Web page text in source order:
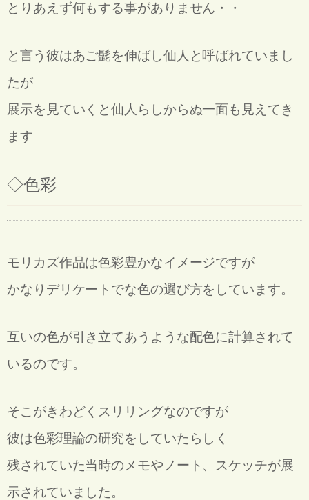
とりあえず何もする事がありません・・
と言う彼はあご髭を伸ばし仙人と呼ばれていまし
たが
展示を見ていくと仙人らしからぬ一面も見えてき
ます
◇色彩
モリカズ作品は色彩豊かなイメージですが
かなりデリケートでな色の選び方をしています。
互いの色が引き立てあうような配色に計算されて
いるのです。
そこがきわどくスリリングなのですが
彼は色彩理論の研究をしていたらしく
残されていた当時のメモやノート、スケッチが展
示されていました。